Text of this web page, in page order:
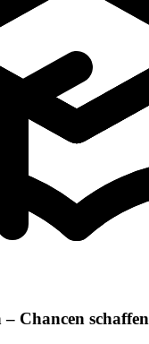
Chancen schaffen